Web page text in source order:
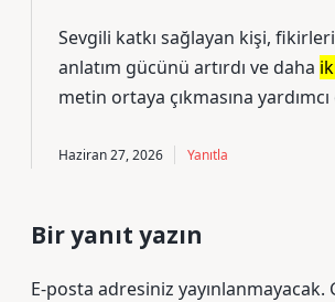
Sevgili katkı sağlayan kişi,
anlatım gücünü artırdı ve daha
metin ortaya çıkmasına
Haziran 27, 2026 Yanıtla
Bir yanıt yazın
E-posta adresiniz yayınlanmayacak.